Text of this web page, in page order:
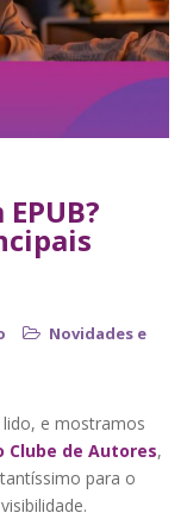
Novidades e
e mostramos
Clube de Autores,
para o